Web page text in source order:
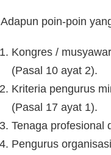
Adapun poin-poin
Kongres /
(Pasal 10 ayat 2).
Kriteria pengurus
(Pasal 17 ayat 1).
Tenaga profesional
Pengurus